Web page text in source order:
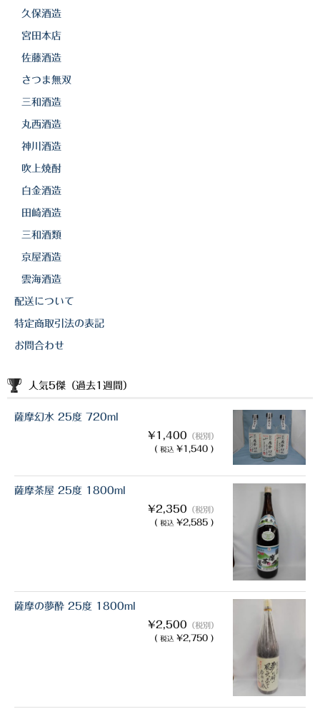
久保酒造
宮田本店
佐藤酒造
さつま無双
三和酒造
丸西酒造
神川酒造
吹上焼酎
白金酒造
田崎酒造
三和酒類
京屋酒造
雲海酒造
配送について
特定商取引法の表記
お問合わせ
人気5傑（過去1週間）
薩摩幻水 25度 720ml
¥1,400 （税別）
( 税込 ¥1,540 )
薩摩茶屋 25度 1800ml
¥2,350 （税別）
( 税込 ¥2,585 )
薩摩の夢酔 25度 1800ml
¥2,500 （税別）
( 税込 ¥2,750 )